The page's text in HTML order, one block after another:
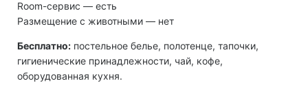
Room-сервис ― есть
Размещение с животными — нет
Бесплатно: постельное белье, полотенце, тапочки,
гигиенические принадлежности, чай, кофе,
оборудованная кухня.